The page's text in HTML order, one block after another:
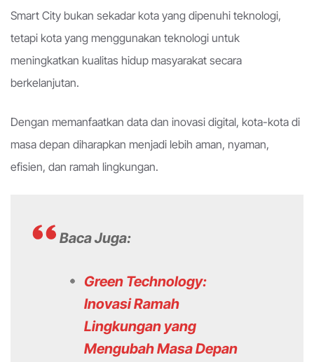
Smart City bukan sekadar kota yang dipenuhi teknologi,
tetapi kota yang menggunakan teknologi untuk
meningkatkan kualitas hidup masyarakat secara
berkelanjutan.
Dengan memanfaatkan data dan inovasi digital, kota-kota di
masa depan diharapkan menjadi lebih aman, nyaman,
efisien, dan ramah lingkungan.
Baca Juga:
Green Technology:
Inovasi Ramah
Lingkungan yang
Mengubah Masa Depan